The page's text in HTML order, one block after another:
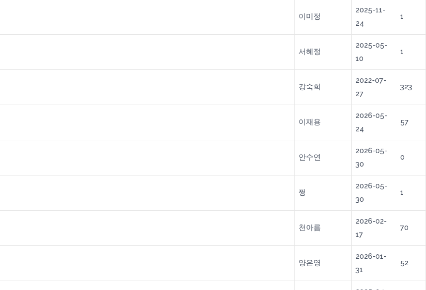
이미정
2025-11-
24
1
서혜정
2025-05-
10
1
강숙희
2022-07-
27
323
이재용
2026-05-
24
57
안수연
2026-05-
30
0
쩡
2026-05-
30
1
천아름
2026-02-
17
70
양은영
2026-01-
31
52